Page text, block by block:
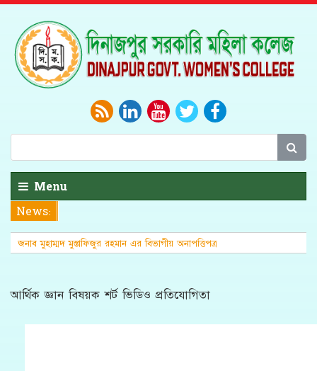
Menu
News:
জনাব মুহাম্মদ মুস্তাফিজুর রহমান এর বিভাগীয় অনাপত্তিপত্র
আর্থিক জ্ঞান বিষয়ক শর্ট ভিডিও প্রতিযোগিতা